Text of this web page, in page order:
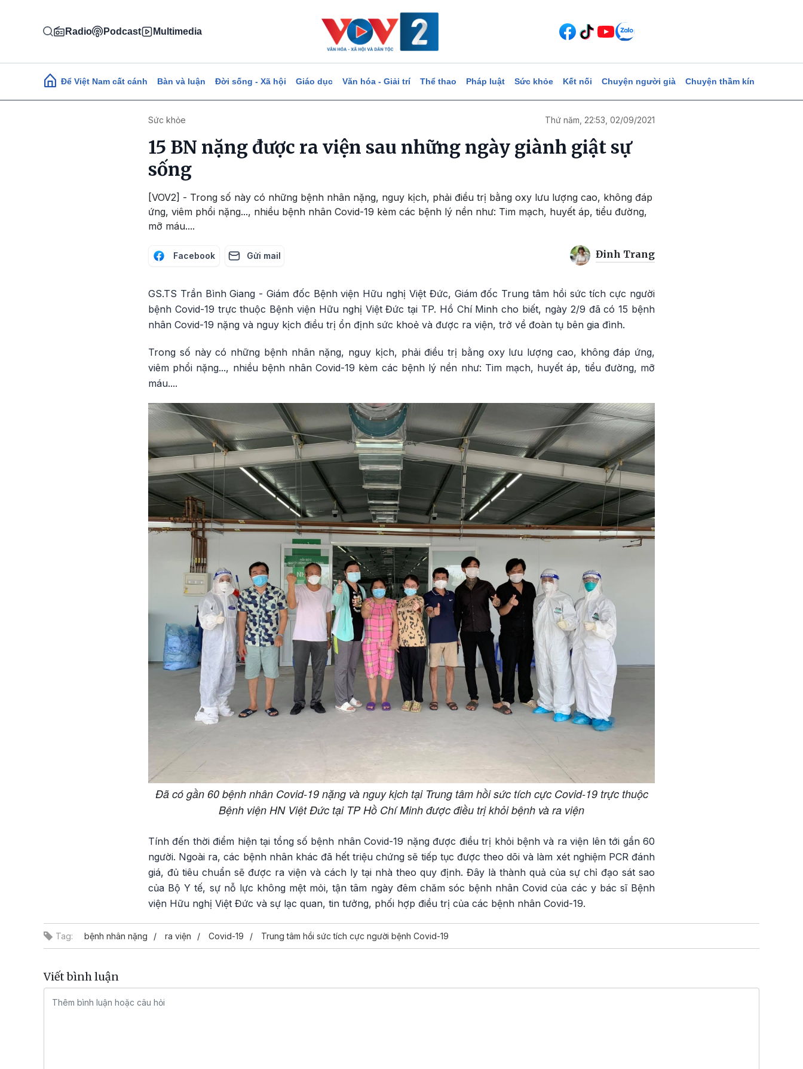
Radio Podcast Multimedia
Main navigation
Để Việt Nam cất cánh Bàn và luận Đời sống - Xã hội Giáo dục Văn hóa - Giải trí Thể thao Pháp luật Sức khỏe Kết nối Chuyện người già Chuyện thầm kín
Sức khỏe Thứ năm, 22:53, 02/09/2021
15 BN nặng được ra viện sau những ngày giành giật sự
sống
[VOV2] - Trong số này có những bệnh nhân nặng, nguy kịch, phải điều trị bằng oxy lưu lượng cao, không đáp
ứng, viêm phổi nặng..., nhiều bệnh nhân Covid-19 kèm các bệnh lý nền như: Tim mạch, huyết áp, tiểu đường,
mỡ máu....
Facebook Gửi mail Đinh Trang
GS.TS Trần Bình Giang - Giám đốc Bệnh viện Hữu nghị Việt Đức, Giám đốc Trung tâm hồi sức tích cực người
bệnh Covid-19 trực thuộc Bệnh viện Hữu nghị Việt Đức tại TP. Hồ Chí Minh cho biết, ngày 2/9 đã có 15 bệnh
nhân Covid-19 nặng và nguy kịch điều trị ổn định sức khoẻ và được ra viện, trở về đoàn tụ bên gia đình.
Trong số này có những bệnh nhân nặng, nguy kịch, phải điều trị bằng oxy lưu lượng cao, không đáp ứng,
viêm phổi nặng..., nhiều bệnh nhân Covid-19 kèm các bệnh lý nền như: Tim mạch, huyết áp, tiểu đường, mỡ
máu....
Đã có gần 60 bệnh nhân Covid-19 nặng và nguy kịch tại Trung tâm hồi sức tích cực Covid-19 trực thuộc
Bệnh viện HN Việt Đức tại TP Hồ Chí Minh được điều trị khỏi bệnh và ra viện
Tính đến thời điểm hiện tại tổng số bệnh nhân Covid-19 nặng được điều trị khỏi bệnh và ra viện lên tới gần 60
người. Ngoài ra, các bệnh nhân khác đã hết triệu chứng sẽ tiếp tục được theo dõi và làm xét nghiệm PCR đánh
giá, đủ tiêu chuẩn sẽ được ra viện và cách ly tại nhà theo quy định. Đây là thành quả của sự chỉ đạo sát sao
của Bộ Y tế, sự nỗ lực không mệt mỏi, tận tâm ngày đêm chăm sóc bệnh nhân Covid của các y bác sĩ Bệnh
viện Hữu nghị Việt Đức và sự lạc quan, tin tưởng, phối hợp điều trị của các bệnh nhân Covid-19.
Tag: bệnh nhân nặng ra viện Covid-19 Trung tâm hồi sức tích cực người bệnh Covid-19
Viết bình luận